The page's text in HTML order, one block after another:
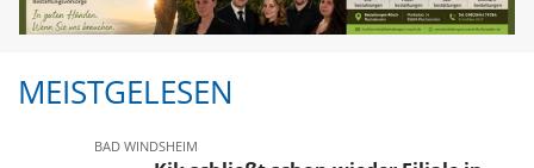
MEISTGELESEN
BAD WINDSHEIM